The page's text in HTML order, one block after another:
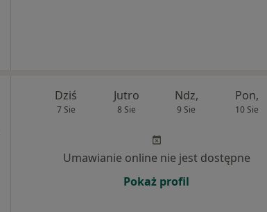
Dziś
7 Sie
Jutro
8 Sie
Ndz,
9 Sie
Pon,
10 Sie
Umawianie online nie jest dostępne
Pokaż profil